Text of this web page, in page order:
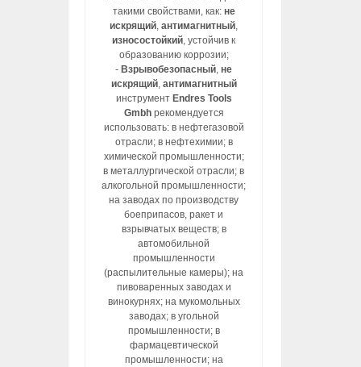
такими свойствами, как: не
искрящий,антимагнитный,
износостойкий, устойчив к
образованию коррозии;
- Взрывобезопасный,не
искрящий, антимагнитный
инструмент Endres Tools
Gmbhрекомендуется
использовать: в нефтегазовой
отрасли; в нефтехимии; в
химической промышленности;
в металлургической отрасли; в
алкогольной промышленности;
на заводах по производству
боеприпасов, ракет и
взрывчатых веществ; в
автомобильной
промышленности
(распылительные камеры); на
пивоваренных заводах и
винокурнях; на мукомольных
заводах; в угольной
промышленности; в
фармацевтической
промышленности; на